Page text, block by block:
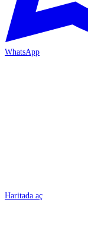
WhatsApp
Haritada aç